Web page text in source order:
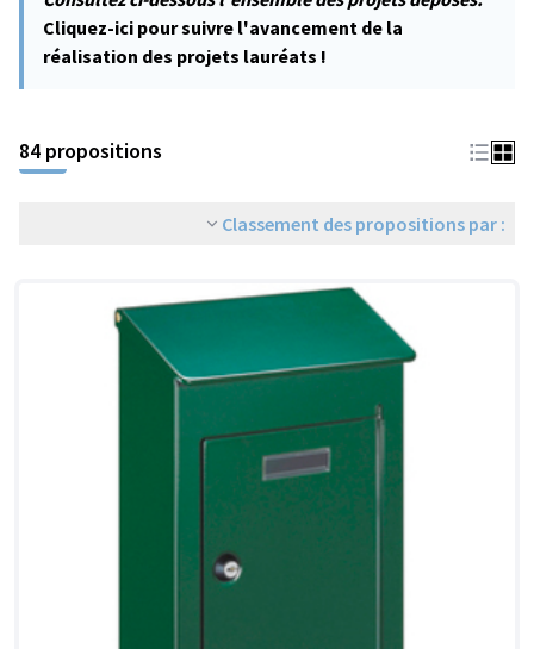
Cliquez-ici pour suivre l'avancement de la
réalisation des projets lauréats !
84 propositions
Classement des propositions par :